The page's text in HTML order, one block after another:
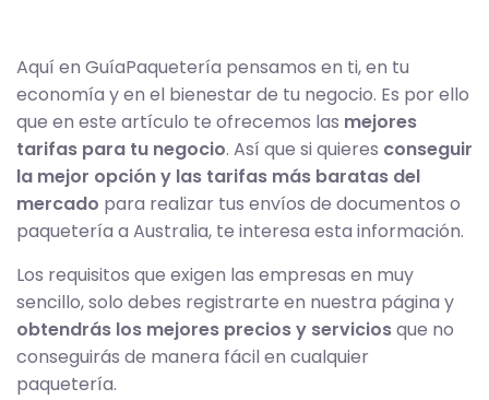
Aquí en GuíaPaquetería pensamos en ti, en tu
economía y en el bienestar de tu negocio. Es por ello
que en este artículo te ofrecemos las mejores
tarifas para tu negocio. Así que si quieres conseguir
la mejor opción y las tarifas más baratas del
mercado para realizar tus envíos de documentos o
paquetería a Australia, te interesa esta información.
Los requisitos que exigen las empresas en muy
sencillo, solo debes registrarte en nuestra página y
obtendrás los mejores precios y serviciosque no
conseguirás de manera fácil en cualquier
paquetería.